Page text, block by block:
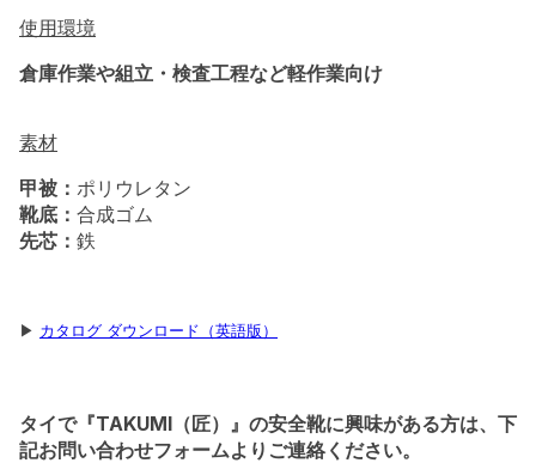
使用環境
倉庫作業や組立・検査工程など軽作業向け
素材
甲被： ポリウレタン
靴底： 合成ゴム
先芯： 鉄
▶︎ カタログ ダウンロード（英語版）
タイで『TAKUMI（匠）』の安全靴に興味がある方は、下
記お問い合わせフォームよりご連絡ください。